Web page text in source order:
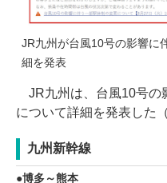
JR九州が台風10号の影響に
細を発表
JR九州は、台風10号の
について詳細を発表した
九州新幹線
博多～熊本